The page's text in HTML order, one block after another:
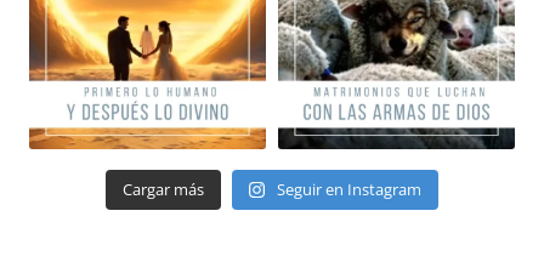
Cargar más Seguir en Instagram